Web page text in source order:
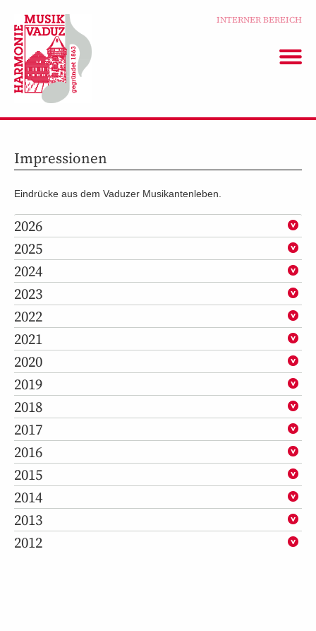
INTERNER BEREICH
Impressionen
Eindrücke aus dem Vaduzer Musikantenleben.
2026
2025
2024
2023
2022
2021
2020
2019
2018
2017
2016
2015
2014
2013
2012